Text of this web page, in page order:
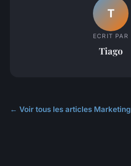
T
ECRIT PAR
Tiago
← Voir tous les articles Marketing